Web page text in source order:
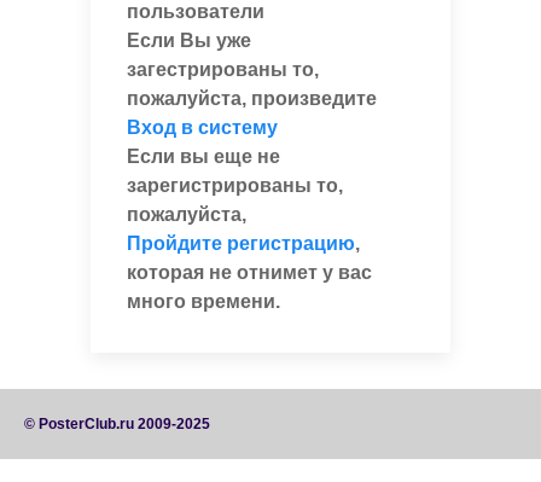
пользователи
Если Вы уже
загестрированы то,
пожалуйста, произведите
Вход в систему
Если вы еще не
зарегистрированы то,
пожалуйста,
Пройдите регистрацию,
которая не отнимет у вас
много времени.
© PosterClub.ru 2009-2025